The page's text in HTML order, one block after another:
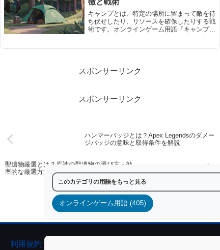
このカテゴリの用語をもっと見る
オンラインゲーム用語 (405)
キャンプとは、特定の場所に留まって敵を待
ち伏せしたり、リソースを確保したりする戦
術です。オンラインゲーム用語『キャンプ』
スポンサーリンク
スポンサーリンク
ハンマーバッジとは？Apex Legendsのダメー
ジバッジの意味と取得条件を解説
聖遺物厳選とは？原神の聖遺物の選び方・効
率的な厳選方法を解説
利用規約